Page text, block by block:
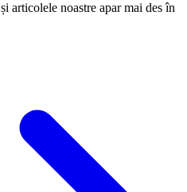
și articolele noastre apar mai des în